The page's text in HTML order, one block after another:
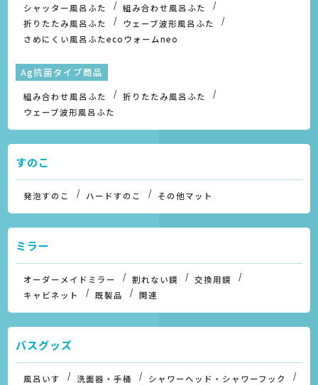
シャッター風呂ふた
組み合わせ風呂ふた
折りたたみ風呂ふた
ウェーブ波形風呂ふた
さめにくい風呂ふたecoウォームneo
Ag抗菌タイプ商品
組み合わせ風呂ふた
折りたたみ風呂ふた
ウェーブ波形風呂ふた
すのこ
発泡すのこ ハードすのこ その他マット
ミラー
オーダーメイドミラー 割れない鏡
交換用鏡
キャビネット
既製品 関連
バスグッズ
風呂いす 洗面器・手桶
シャワーヘッド・シャワーフック